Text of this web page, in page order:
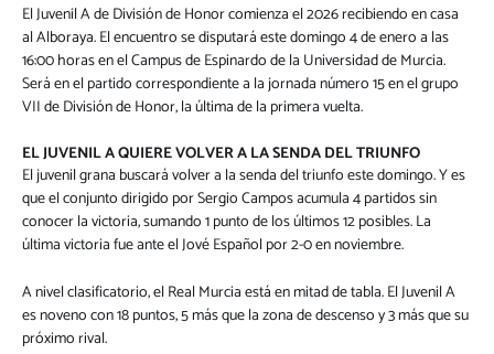
El Juvenil A de División de Honor comienza el 2026 recibiendo en casa
al Alboraya. El encuentro se disputará este domingo 4 de enero a las
16:00 horas en el Campus de Espinardo de la Universidad de Murcia.
Será en el partido correspondiente a la jornada número 15 en el grupo
VII de División de Honor, la última de la primera vuelta.
EL JUVENIL A QUIERE VOLVER A LA SENDA DEL TRIUNFO
El juvenil grana buscará volver a la senda del triunfo este domingo. Y es
que el conjunto dirigido por Sergio Campos acumula 4 partidos sin
conocer la victoria, sumando 1 punto de los últimos 12 posibles. La
última victoria fue ante el Jové Español por 2-0 en noviembre.
A nivel clasificatorio, el Real Murcia está en mitad de tabla. El Juvenil A
es noveno con 18 puntos, 5 más que la zona de descenso y 3 más que su
próximo rival.